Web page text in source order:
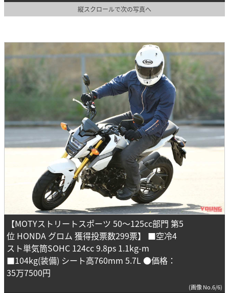
縦スクロールで次の写真へ
【MOTYストリートスポーツ 50～125cc部門 第5
位 HONDA グロム 獲得投票数299票】 ■空冷4
スト単気筒SOHC 124cc 9.8ps 1.1kg-m
■104kg(装備) シート高760mm 5.7L ●価格：
35万7500円
(画像 No.6/6)